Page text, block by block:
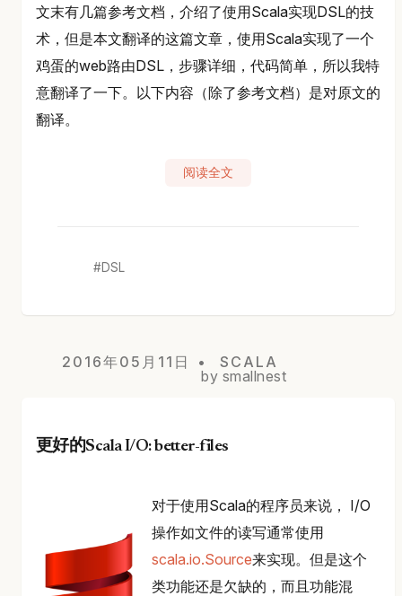
文末有几篇参考文档，介绍了使用Scala实现DSL的技
术，但是本文翻译的这篇文章，使用Scala实现了一个
鸡蛋的web路由DSL，步骤详细，代码简单，所以我特
意翻译了一下。以下内容（除了参考文档）是对原文的
翻译。
阅读全文
DSL
2016年05月11日
SCALA
by smallnest
更好的Scala I/O: better-files
对于使用Scala的程序员来说， I/O
操作如文件的读写通常使用
scala.io.Source来实现。但是这个
类功能还是欠缺的，而且功能混